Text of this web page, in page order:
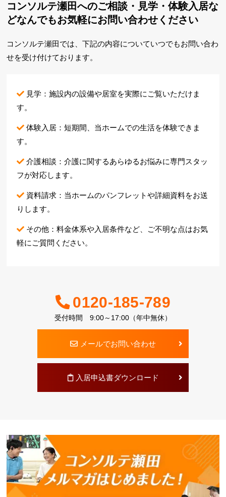
コンソルテ瀬田へのご相談・見学・体験入居な
どなんでもお気軽にお問い合わせください
コンソルテ瀬田では、下記の内容についていつでもお問い合わ
せを受け付けております。
見学：施設内の設備や居室を実際にご覧いただけま
す。
体験入居：短期間、当ホームでの生活を体験できま
す。
介護相談：介護に関するあらゆるお悩みに専門スタッ
フが対応します。
資料請求：当ホームのパンフレットや詳細資料をお送
りします。
その他：料金体系や入居条件など、ご不明な点はお気
軽にご質問ください。
0120-185-789
受付時間 9:00～17:00（年中無休）
メールでお問い合わせ
入居申込書ダウンロード